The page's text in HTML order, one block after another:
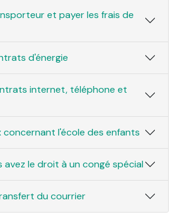
et payer les frais de
d'énergie
internet, téléphone et
concernant l'école des enfants
avez le droit à un congé spécial
du courrier